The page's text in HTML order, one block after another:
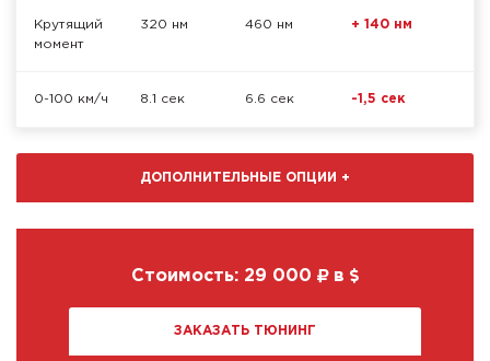
Крутящий
момент
320 нм 460 нм + 140 нм
0-100 км/ч 8.1 сек 6.6 сек -1,5 сек
ДОПОЛНИТЕЛЬНЫЕ ОПЦИИ +
Стоимость: 29 000 в
ЗАКАЗАТЬ ТЮНИНГ